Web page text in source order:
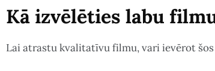
Kā izvēlēties labu
Lai atrastu kvalitatīvu filmu, vari ievērot šos